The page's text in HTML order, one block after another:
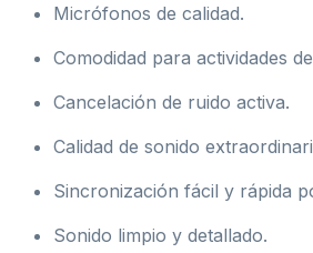
Micrófonos de calidad.
Comodidad para actividades
Cancelación de ruido activa.
Calidad de sonido
Sincronización fácil y rápida
Sonido limpio y detallado.